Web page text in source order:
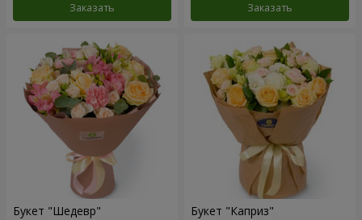
Заказать Заказать
Букет "Шедевр" Букет "Каприз"